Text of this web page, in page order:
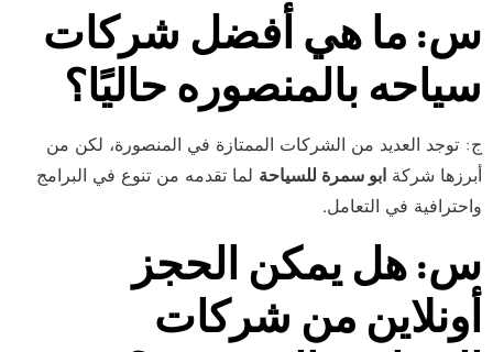
س: ما هي أفضل شركات
سياحه بالمنصوره حاليًا؟
ج: توجد العديد من الشركات الممتازة في المنصورة، لكن من
أبرزها شركة ابو سمرة للسياحة لما تقدمه من تنوع في البرامج
واحترافية في التعامل.
س: هل يمكن الحجز
أونلاين من شركات